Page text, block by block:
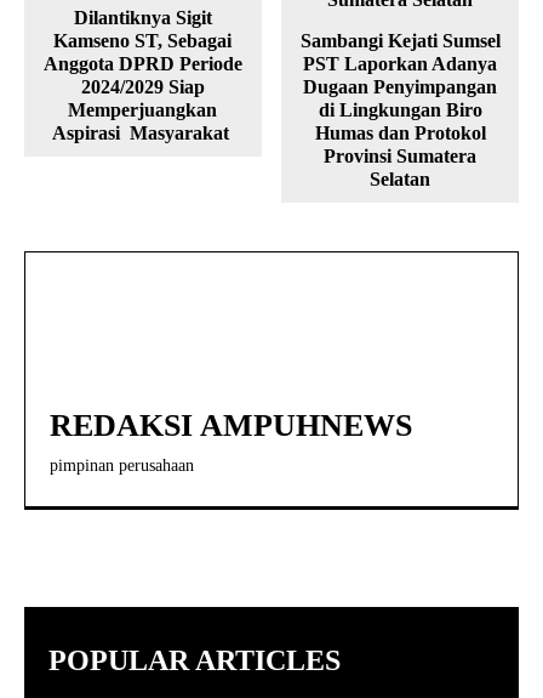
Dilantiknya Sigit
Kamseno ST, Sebagai
Anggota DPRD Periode
2024/2029 Siap
Memperjuangkan
Aspirasi Masyarakat
Sambangi Kejati Sumsel
PST Laporkan Adanya
Dugaan Penyimpangan
di Lingkungan Biro
Humas dan Protokol
Provinsi Sumatera
Selatan
REDAKSI AMPUHNEWS
pimpinan perusahaan
POPULAR ARTICLES